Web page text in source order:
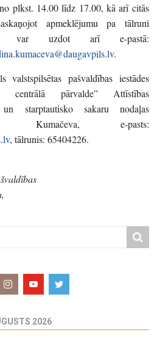
plkst. 14.00 līdz 17.00, kā arī citās
apmeklējumu pa tālruni
var uzdot arī e-pastā:
.
valstspilsētas pašvaldības iestādes
centrālā pārvalde” Attīstības
un starptautisko sakaru nodaļas
Kumačeva, e-pasts:
, tālrunis: 65404226.
2026